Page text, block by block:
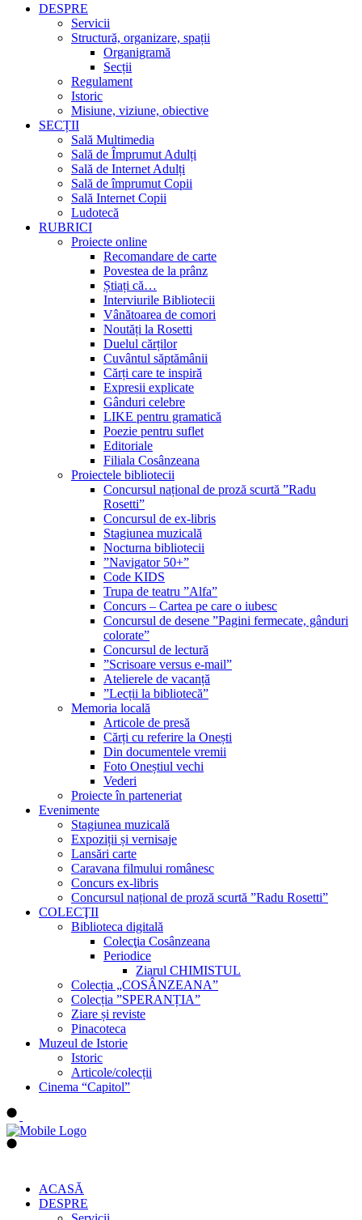
DESPRE
Servicii
Structură, organizare, spații
Organigramă
Secții
Regulament
Istoric
Misiune, viziune, obiective
SECȚII
Sală Multimedia
Sală de Împrumut Adulți
Sală de Internet Adulți
Sală de împrumut Copii
Sală Internet Copii
Ludotecă
RUBRICI
Proiecte online
Recomandare de carte
Povestea de la prânz
Știați că…
Interviurile Bibliotecii
Vânătoarea de comori
Noutăți la Rosetti
Duelul cărților
Cuvântul săptămânii
Cărți care te inspiră
Expresii explicate
Gânduri celebre
LIKE pentru gramatică
Poezie pentru suflet
Editoriale
Filiala Cosânzeana
Proiectele bibliotecii
Concursul național de proză scurtă ”Radu
Rosetti”
Concursul de ex-libris
Stagiunea muzicală
Nocturna bibliotecii
”Navigator 50+”
Code KIDS
Trupa de teatru ”Alfa”
Concurs – Cartea pe care o iubesc
Concursul de desene ”Pagini fermecate, gânduri
colorate”
Concursul de lectură
”Scrisoare versus e-mail”
Atelierele de vacanță
”Lecții la bibliotecă”
Memoria locală
Articole de presă
Cărți cu referire la Onești
Din documentele vremii
Foto Oneștiul vechi
Vederi
Proiecte în parteneriat
Evenimente
Stagiunea muzicală
Expoziții și vernisaje
Lansări carte
Caravana filmului românesc
Concurs ex-libris
Concursul național de proză scurtă ”Radu Rosetti”
COLECŢII
Biblioteca digitală
Colecţia Cosânzeana
Periodice
Ziarul CHIMISTUL
Colecția „COSÂNZEANA”
Colecția ”SPERANȚIA”
Ziare și reviste
Pinacoteca
Muzeul de Istorie
Istoric
Articole/colecții
Cinema “Capitol”
ACASĂ
DESPRE